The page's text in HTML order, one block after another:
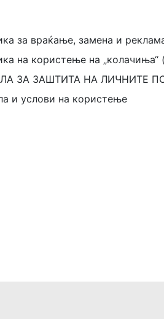
за враќање, замена и
на користење на „колачиња“
ЗА ЗАШТИТА НА ЛИЧНИТЕ
и услови на користење